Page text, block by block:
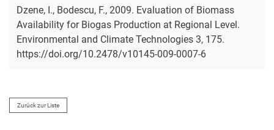
Dzene, I., Bodescu, F., 2009. Evaluation of Biomass
Availability for Biogas Production at Regional Level.
Environmental and Climate Technologies 3, 175.
https://doi.org/10.2478/v10145-009-0007-6
Zurück zur Liste